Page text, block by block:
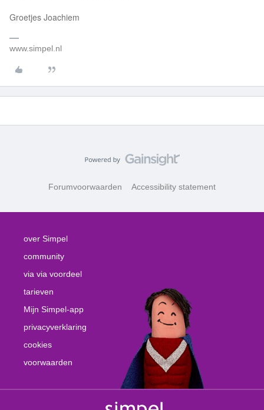
Groetjes Joachiem
www.simpel.nl
Forumvoorwaarden Accessibility statement
over Simpel
community
via via voordeel
tarieven
Mijn Simpel-app
privacyverklaring
cookies
voorwaarden